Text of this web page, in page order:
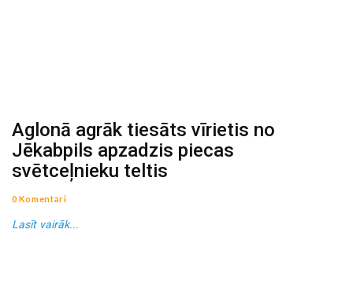
Aglonā agrāk tiesāts vīrietis no
Jēkabpils apzadzis piecas
svētceļnieku teltis
0 Komentāri
Lasīt vairāk...